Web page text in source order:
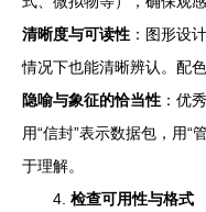
清晰度与可读性 ：图形设
情况下也能清晰辨认。配
隐喻与象征的恰当性 ：优
用“信封”表示数据包，用“
于理解。
4. 检查可用性与格式